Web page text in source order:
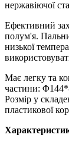
нержавіючої
Ефективний
полум'я.
низької
Має легку та
частини:
Розмір у
пластикової